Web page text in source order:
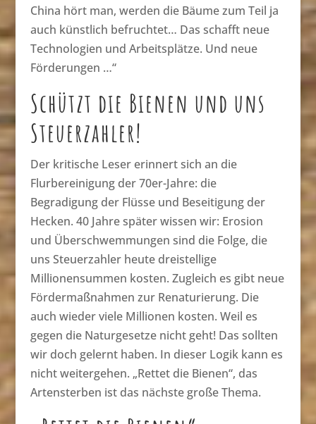
China hört man, werden die Bäume zum Teil ja
auch künstlich befruchtet… Das schafft neue
Technologien und Arbeitsplätze. Und neue
Förderungen …“
Schützt die Bienen und uns
Steuerzahler!
Der kritische Leser erinnert sich an die
Flurbereinigung der 70er-Jahre: die
Begradigung der Flüsse und Beseitigung der
Hecken. 40 Jahre später wissen wir: Erosion
und Überschwemmungen sind die Folge, die
uns Steuerzahler heute dreistellige
Millionensummen kosten. Zugleich es gibt neue
Fördermaßnahmen zur Renaturierung. Die
auch wieder viele Millionen kosten. Weil es
gegen die Naturgesetze nicht geht! Das sollten
wir doch gelernt haben. In dieser Logik kann es
nicht weitergehen. „Rettet die Bienen“, das
Artensterben ist das nächste große Thema.